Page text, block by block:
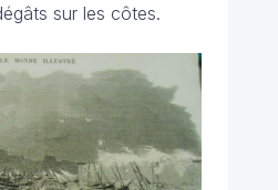
sur les côtes.